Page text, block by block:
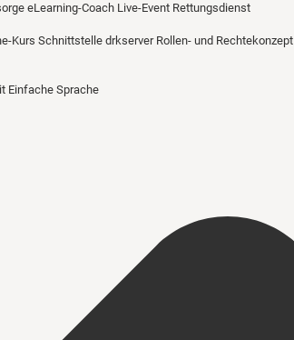
eLearning-Coach Live-Event Rettungsdienst
Kurs Schnittstelle drkserver Rollen- und Rechtekonzept
Einfache Sprache